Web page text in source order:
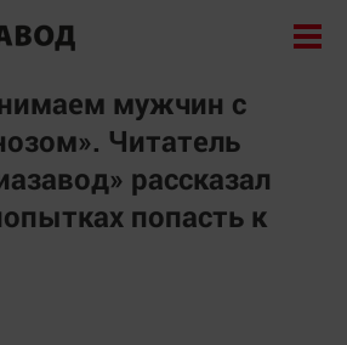
мужчин с
Читатель
рассказал
попасть к